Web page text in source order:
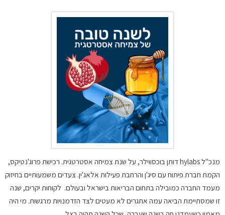
מנכ"ל hylabs דותן בוכסווילר, על שנת צמיחה אסטרטגית. רכישת פרוג'נטיקס,
הקמת חברת פיתוח עם סיג'ן והרחבת פעילות אלאג'ין. צעדים משמעותיים בחיזוק
מעמד החברה כמובילה בתחום הבריאות בישראל ובעולם. לקוחות יקרים, שנה
זו שמסתיימת הביאה עמה אתגרים לא מעטים לצד הזדמנויות מרגשות. מי היה